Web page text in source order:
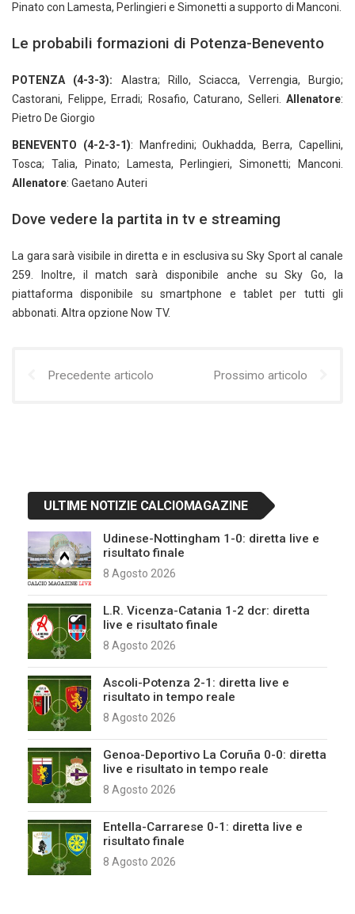
Pinato con Lamesta, Perlingieri e Simonetti a supporto di Manconi.
Le probabili formazioni di Potenza-Benevento
POTENZA (4-3-3): Alastra; Rillo, Sciacca, Verrengia, Burgio;
Castorani, Felippe, Erradi; Rosafio, Caturano, Selleri. Allenatore:
Pietro De Giorgio
BENEVENTO (4-2-3-1): Manfredini; Oukhadda, Berra, Capellini,
Tosca; Talia, Pinato; Lamesta, Perlingieri, Simonetti; Manconi.
Allenatore: Gaetano Auteri
Dove vedere la partita in tv e streaming
La gara sarà visibile in diretta e in esclusiva su Sky Sport al canale
259. Inoltre, il match sarà disponibile anche su Sky Go, la
piattaforma disponibile su smartphone e tablet per tutti gli
abbonati. Altra opzione Now TV.
Precedente articolo Prossimo articolo
ULTIME NOTIZIE CALCIOMAGAZINE
Udinese-Nottingham 1-0: diretta live e
risultato finale
8 Agosto 2026
L.R. Vicenza-Catania 1-2 dcr: diretta
live e risultato finale
8 Agosto 2026
Ascoli-Potenza 2-1: diretta live e
risultato in tempo reale
8 Agosto 2026
Genoa-Deportivo La Coruña 0-0: diretta
live e risultato in tempo reale
8 Agosto 2026
Entella-Carrarese 0-1: diretta live e
risultato finale
8 Agosto 2026